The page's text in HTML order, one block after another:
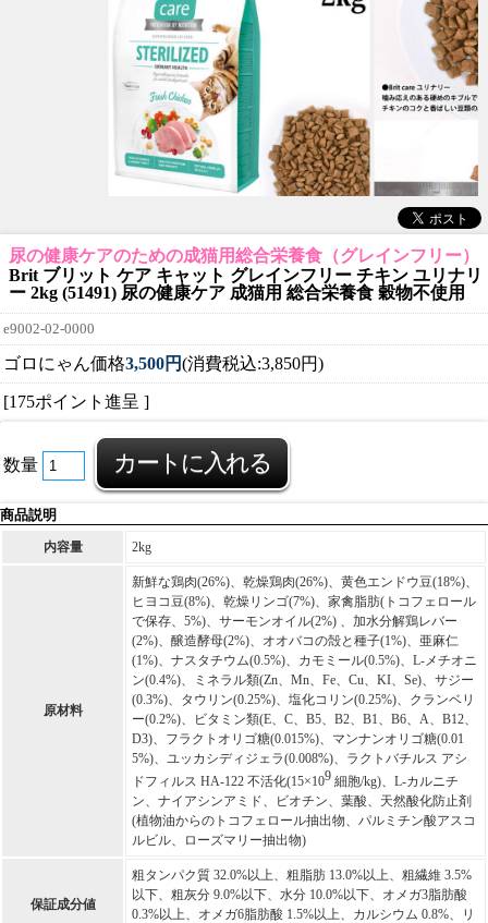
尿の健康ケアのための成猫用総合栄養食（グレインフリー）
Brit ブリット ケア キャット グレインフリー チキン ユリナリ
ー 2kg (51491) 尿の健康ケア 成猫用 総合栄養食 穀物不使用
e9002-02-0000
ゴロにゃん価格3,500円(消費税込:3,850円)
[175ポイント進呈 ]
数量
商品説明
内容量 2kg
原材料
新鮮な鶏肉(26%)、乾燥鶏肉(26%)、黄色エンドウ豆(18%)、
ヒヨコ豆(8%)、乾燥リンゴ(7%)、家禽脂肪(トコフェロール
で保存、5%)、サーモンオイル(2%) 、加水分解鶏レバー
(2%)、醸造酵母(2%)、オオバコの殻と種子(1%)、亜麻仁
(1%)、ナスタチウム(0.5%)、カモミール(0.5%)、L-メチオニ
ン(0.4%)、ミネラル類(Zn、Mn、Fe、Cu、KI、Se)、サジー
(0.3%)、タウリン(0.25%)、塩化コリン(0.25%)、クランベリ
ー(0.2%)、ビタミン類(E、C、B5、B2、B1、B6、A、B12、
D3)、フラクトオリゴ糖(0.015%)、マンナンオリゴ糖(0.01
5%)、ユッカシディジェラ(0.008%)、ラクトバチルス アシ
ドフィルス HA-122 不活化(15×109 細胞/kg)、L-カルニチ
ン、ナイアシンアミド、ビオチン、葉酸、天然酸化防止剤
(植物油からのトコフェロール抽出物、パルミチン酸アスコ
ルビル、ローズマリー抽出物)
保証成分値
粗タンパク質 32.0%以上、粗脂肪 13.0%以上、粗繊維 3.5%
以下、粗灰分 9.0%以下、水分 10.0%以下、オメガ3脂肪酸
0.3%以上、オメガ6脂肪酸 1.5%以上、カルシウム 0.8%、リ